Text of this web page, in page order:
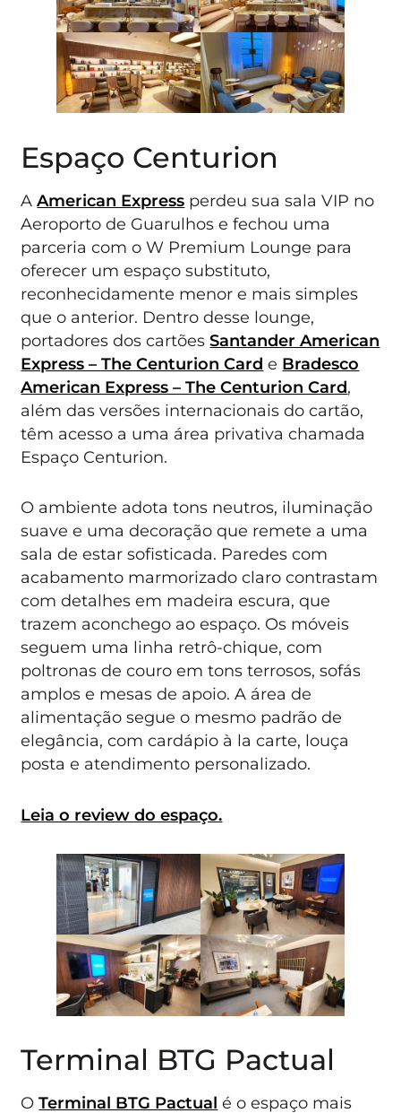
Espaço Centurion
AAmerican Express perdeu sua sala VIP no
Aeroporto de Guarulhos e fechou uma
parceria com o W Premium Lounge para
oferecer um espaço substituto,
reconhecidamente menor e mais simples
que o anterior. Dentro desse lounge,
portadores dos cartõesSantander American
Express – The Centurion Card e Bradesco
American Express – The Centurion Card,
além das versões internacionais do cartão,
têm acesso a uma área privativa chamada
Espaço Centurion.
O ambiente adota tons neutros, iluminação
suave e uma decoração que remete a uma
sala de estar sofisticada. Paredes com
acabamento marmorizado claro contrastam
com detalhes em madeira escura, que
trazem aconchego ao espaço. Os móveis
seguem uma linha retrô-chique, com
poltronas de couro em tons terrosos, sofás
amplos e mesas de apoio. A área de
alimentação segue o mesmo padrão de
elegância, com cardápio à la carte, louça
posta e atendimento personalizado.
Leia o review do espaço.
Terminal BTG Pactual
OTerminal BTG Pactual é o espaço mais